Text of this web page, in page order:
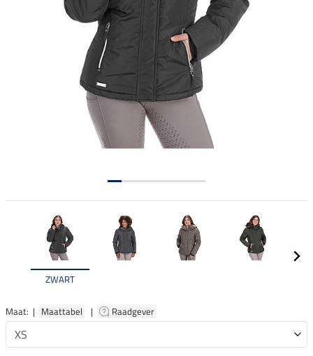
ZWART
Maat: | Maattabel | Raadgever